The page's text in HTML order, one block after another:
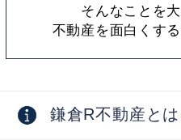
そんなことを
不動産を面白くす
鎌倉R不動産とは